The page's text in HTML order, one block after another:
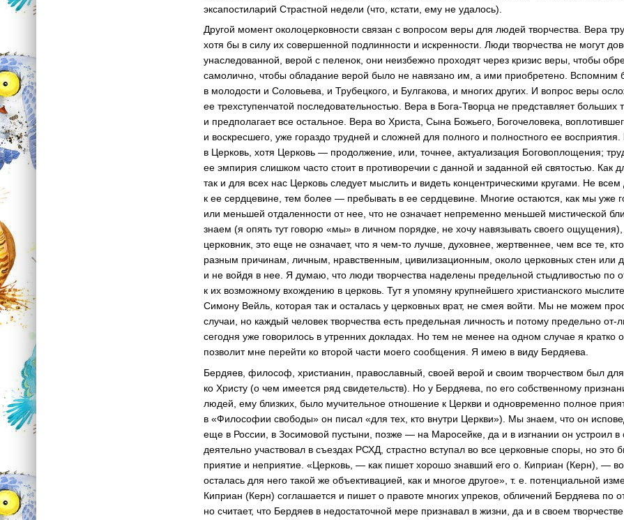
эксапостиларий Страстной недели (что, кстати, ему не удалось).
Другой момент околоцерковности связан с вопросом веры для людей творчества. Вера
хотя бы в силу их совершенной подлинности и искренности. Люди творчества не могут
унаследованной, верой с пеленок, они неизбежно проходят через кризис веры, чтобы
самолично, чтобы обладание верой было не навязано им, а ими приобретено. Вспомним
в молодости и Соловьева, и Трубецкого, и Булгакова, и многих других. И вопрос веры
ее трехступенчатой последовательностью. Вера в Бога-Творца не представляет больших
и предполагает все остальное. Вера во Христа, Сына Божьего, Богочеловека,
и воскресшего, уже гораздо трудней и сложней для полного и полностного ее
в Церковь, хотя Церковь — продолжение, или, точнее, актуализация Боговоплощения;
ее эмпирия слишком часто стоит в противоречии с данной и заданной ей святостью. Как
так и для всех нас Церковь следует мыслить и видеть концентрическими кругами. Не
к ее сердцевине, тем более — пребывать в ее сердцевине. Многие остаются, как мы уже
или меньшей отдаленности от нее, что не означает непременно меньшей мистической
знаем (я опять тут говорю «мы» в личном порядке, не хочу навязывать своего
церковник, это еще не означает, что ячем-то лучше, духовнее, жертвеннее, чем все те,
разным причинам, личным, нравственным, цивилизационным, около церковных стен или
и не войдя в нее. Я думаю, что люди творчества наделены предельной стыдливостью по
к их возможному вхождению в церковь. Тут я упомяну крупнейшего христианского
Симону Вейль, которая так и осталась у церковных врат, не смея войти. Мы не можем
случаи, но каждый человек творчества есть предельная личность и потому предельноот-
сегодня уже говорилось в утренних докладах. Но тем не менее на одном случае я кратко
позволит мне перейти ко второй части моего сообщения. Я имею в виду Бердяева.
Бердяев, философ, христианин, православный, своей верой и своим творчеством был
ко Христу (о чем имеется ряд свидетельств). Но у Бердяева, по его собственному
людей, ему близких, было мучительное отношение к Церкви и одновременно полное
в «Философии свободы» он писал «для тех, кто внутри Церкви»). Мы знаем, что он
еще в России, в Зосимовой пустыни, позже — на Маросейке, да и в изгнании он устроил
деятельно участвовал в съездах РСХД, страстно вступал во все церковные споры, но это
приятие и неприятие. «Церковь, — как пишет хорошо знавший его о. Киприан (Керн), — во
осталась для него такой же объективацией, как и многое другое»,т. е. потенциальной
Киприан (Керн) соглашается и пишет о правоте многих упреков, обличений Бердяева по
но считает, что Бердяев в недостаточной мере признавал в жизни, да и в своем